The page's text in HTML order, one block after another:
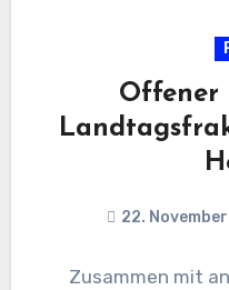
Offener
22.
Zusammen mit